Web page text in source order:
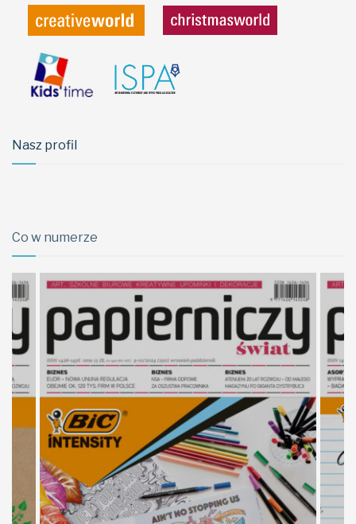
Nasz profil
Co w numerze